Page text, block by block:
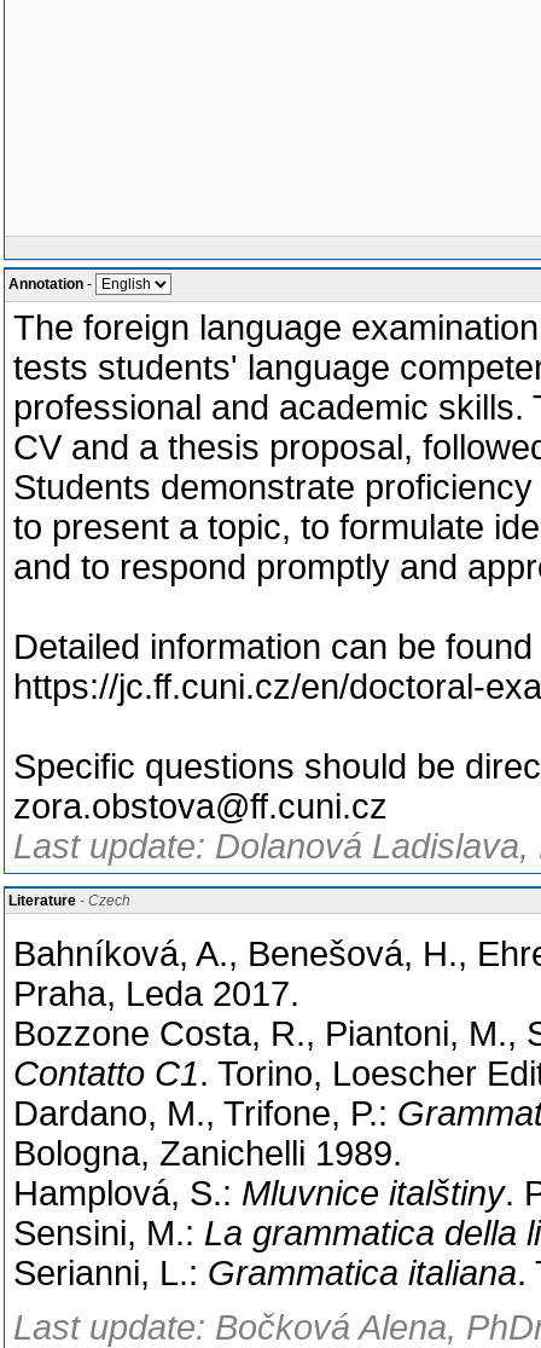
Annotation -
The foreign language
tests students' language
professional and academic
CV and a thesis proposal,
Students demonstrate
to present a topic, to formulate
and to respond promptly and
Detailed information can be
https://jc.ff.cuni.cz/en/doctoral-
Specific questions should be
zora.obstova@ff.cuni.cz
Last update: Dolanová
Literature - Czech
Bahníková, A., Benešová, H.,
Praha, Leda 2017.
Bozzone Costa, R., Piantoni, M.,
Contatto C1. Torino, Loescher
Dardano, M., Trifone, P.:
Bologna, Zanichelli 1989.
Hamplová, S.: Mluvnice italštiny.
Sensini, M.: La grammatica della
Serianni, L.: Grammatica italiana.
Last update: Bočková Alena,